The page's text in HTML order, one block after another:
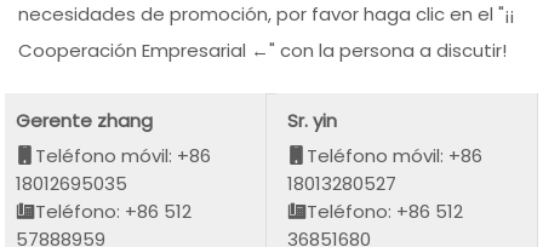
necesidades de promoción, por favor haga clic en el "¡¡
Cooperación Empresarial ←" con la persona a discutir!
Gerente zhang
Teléfono móvil: +86
18012695035
Teléfono: +86 512
57888959
Sr. yin
Teléfono móvil: +86
18013280527
Teléfono: +86 512
36851680